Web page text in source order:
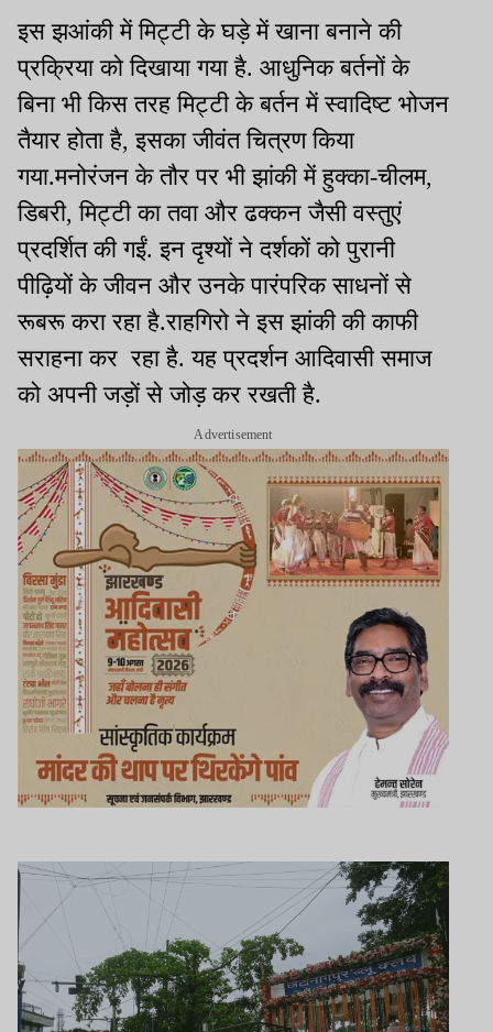
इस झआंकी में मिट्टी के घड़े में खाना बनाने की
प्रक्रिया को दिखाया गया है. आधुनिक बर्तनों के
बिना भी किस तरह मिट्टी के बर्तन में स्वादिष्ट भोजन
तैयार होता है, इसका जीवंत चित्रण किया
गया.मनोरंजन के तौर पर भी झांकी में हुक्का-चीलम,
डिबरी, मिट्टी का तवा और ढक्कन जैसी वस्तुएं
प्रदर्शित की गईं. इन दृश्यों ने दर्शकों को पुरानी
पीढ़ियों के जीवन और उनके पारंपरिक साधनों से
रूबरू करा रहा है.राहगिरो ने इस झांकी की काफी
सराहना कर रहा है. यह प्रदर्शन आदिवासी समाज
को अपनी जड़ों से जोड़ कर रखती है.
Advertisement